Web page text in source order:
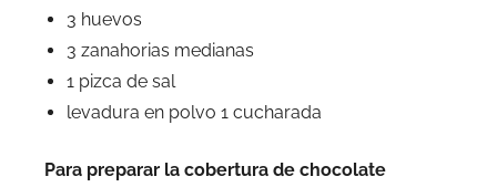
3 huevos
3 zanahorias medianas
1 pizca de sal
levadura en polvo 1 cucharada
Para preparar la cobertura de chocolate